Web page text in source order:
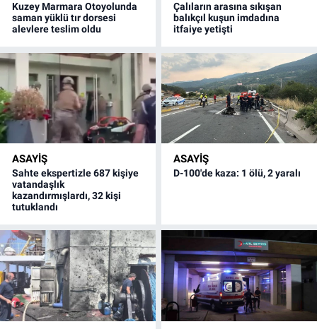
Kuzey Marmara Otoyolunda
saman yüklü tır dorsesi
alevlere teslim oldu
Çalıların arasına sıkışan
balıkçıl kuşun imdadına
itfaiye yetişti
ASAYİŞ
Sahte ekspertizle 687 kişiye
vatandaşlık
kazandırmışlardı, 32 kişi
tutuklandı
ASAYİŞ
D-100'de kaza: 1 ölü, 2 yaralı